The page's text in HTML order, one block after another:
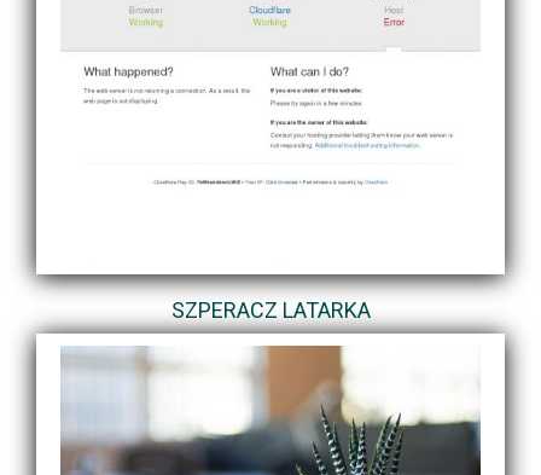
SZPERACZ LATARKA